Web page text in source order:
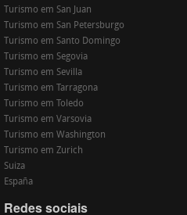
Turismo em San Juan
Turismo em San Petersburgo
Turismo em Santo Domingo
Turismo em Segovia
Turismo em Sevilla
Turismo em Tarragona
Turismo em Toledo
Turismo em Varsovia
Turismo em Washington
Turismo em Zurich
Suiza
España
Redes sociais